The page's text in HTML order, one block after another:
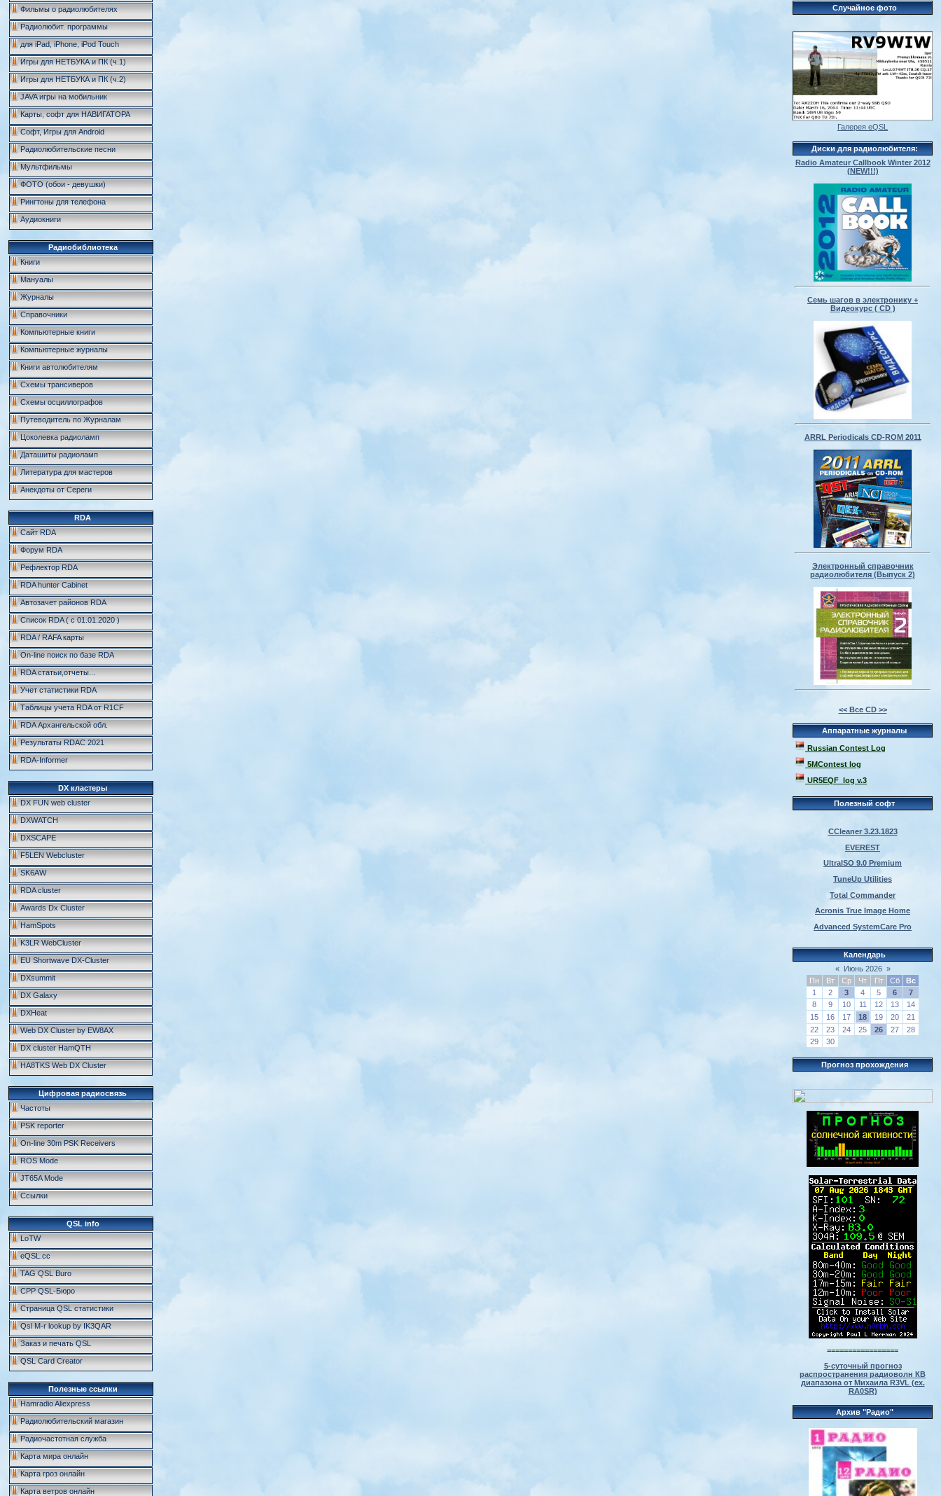
Фильмы о радиолюбителях
Радиолюбит. программы
для iPad, iPhone, iPod Touch
Игры для НЕТБУКА и ПК (ч.1)
Игры для НЕТБУКА и ПК (ч.2)
JAVA игры на мобильник
Карты, софт для НАВИГАТОРА
Софт, Игры для Android
Радиолюбительские песни
Мультфильмы
ФОТО (обои - девушки)
Рингтоны для телефона
Аудиокниги
Радиобиблиотека
Книги
Мануалы
Журналы
Справочники
Компьютерные книги
Компьютерные журналы
Книги автолюбителям
Схемы трансиверов
Схемы осциллографов
Путеводитель по Журналам
Цоколевка радиоламп
Даташиты радиоламп
Литература для мастеров
Анекдоты от Сереги
RDA
Сайт RDA
Форум RDA
Рефлектор RDA
RDA hunter Cabinet
Автозачет районов RDA
Список RDA ( c 01.01.2020 )
RDA / RAFA карты
On-line поиск по базе RDA
RDA статьи,отчеты...
Учет статистики RDA
Таблицы учета RDA от R1CF
RDA Архангельской обл.
Результаты RDAC 2021
RDA-Informer
DX кластеры
DX FUN web cluster
DXWATCH
DXSCAPE
F5LEN Webcluster
SK6AW
RDA cluster
Awards Dx Cluster
HamSpots
K3LR WebCluster
EU Shortwave DX-Cluster
DXsummit
DX Galaxy
DXHeat
Web DX Cluster by EW8AX
DX cluster HamQTH
HA8TKS Web DX Cluster
Цифровая радиосвязь
Частоты
PSK reporter
On-line 30m PSK Receivers
ROS Mode
JT65A Mode
Ссылки
QSL info
LoTW
eQSL.cc
TAG QSL Buro
СРР QSL-Бюро
Страница QSL статистики
Qsl M-r lookup by IK3QAR
Заказ и печать QSL
QSL Card Creator
Полезные ссылки
Hamradio Aliexpress
Радиолюбительский магазин
Радиочастотная служба
Карта мира онлайн
Карта гроз онлайн
Карта ветров онлайн
Случайное фото
Галерея eQSL
Диски для радиолюбителя:
Radio Amateur Callbook Winter 2012
(NEW!!!)
Семь шагов в электронику +
Видеокурс ( CD )
ARRL Periodicals CD-ROM 2011
Электронный справочник
радиолюбителя (Выпуск 2)
<< Все CD >>
Аппаратные журналы
Russian Contest Log
5MContest log
UR5EQF_log v.3
Полезный софт
CCleaner 3.23.1823
EVEREST
UltraISO 9.0 Premium
TuneUp Utilities
Total Commander
Acronis True Image Home
Advanced SystemCare Pro
Календарь
«
Июнь 2026 »
Пн
Вт Ср Чт Пт Сб
Вс
1
2 3 4 5 6
7
8
9 10 11 12 13
14
15
16 17 18 19 20
21
22
23 24 25 26 27
28
29
30
Прогноз прохождения
=================
5-суточный прогноз
распространения радиоволн КВ
диапазона от Михаила R3VL (ex.
RA0SR)
Архив "Радио"